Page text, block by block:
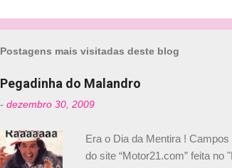
Postagens mais visitadas deste blog
Pegadinha do Malandro
- dezembro 30, 2009
Era o Dia da Mentira !
do site “Motor21.com” feita no